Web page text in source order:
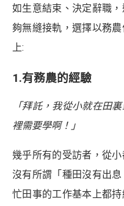
如生意結束、決定辭職
夠無縫接軌，選擇以務
上:
1.有務農的經驗
「拜託，我從小就在田
裡需要學啊！」
幾乎所有的受訪者，從
沒有所謂「種田沒有出
忙田事的工作基本上都